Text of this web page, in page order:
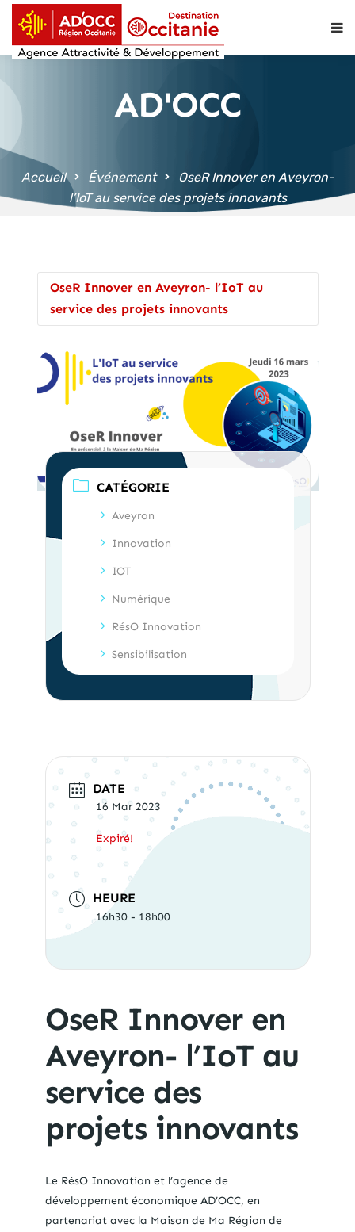
principal
AD'OCC
Accueil Événement
OseR Innover en Aveyron-
l’IoT au service des projets innovants
OseR Innover en Aveyron- l’IoT au
service des projets innovants
CATÉGORIE
Aveyron
Innovation
IOT
Numérique
RésO Innovation
Sensibilisation
DATE
16 Mar 2023
Expiré!
HEURE
16h30 - 18h00
OseR Innover en
Aveyron- l’IoT au
service des
projets innovants
Le RésO Innovation et l’agence de
développement économique AD’OCC, en
partenariat avec la Maison de Ma Région de